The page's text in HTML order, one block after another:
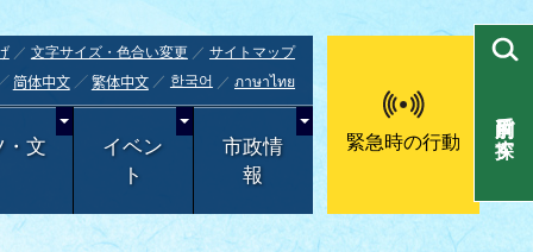
文字サイズ・色合い変更
サイトマップ
简体中文 繁体中文 한국어 ภาษาไทย
・文
イベン
ト
市政情
報
緊急時の行動 目的別で探す